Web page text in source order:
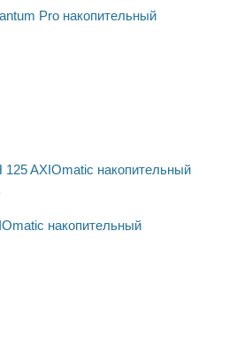
Pro накопительный
накопительный